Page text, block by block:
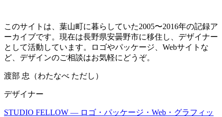
このサイトは、葉山町に暮らしていた2005〜2016年の記録ア
ーカイブです。現在は長野県安曇野市に移住し、デザイナー
として活動しています。ロゴやパッケージ、Webサイトな
ど、デザインのご相談はお気軽にどうぞ。
渡部 忠（わたなべ ただし）
デザイナー
STUDIO FELLOW — ロゴ・パッケージ・Web・グラフィッ